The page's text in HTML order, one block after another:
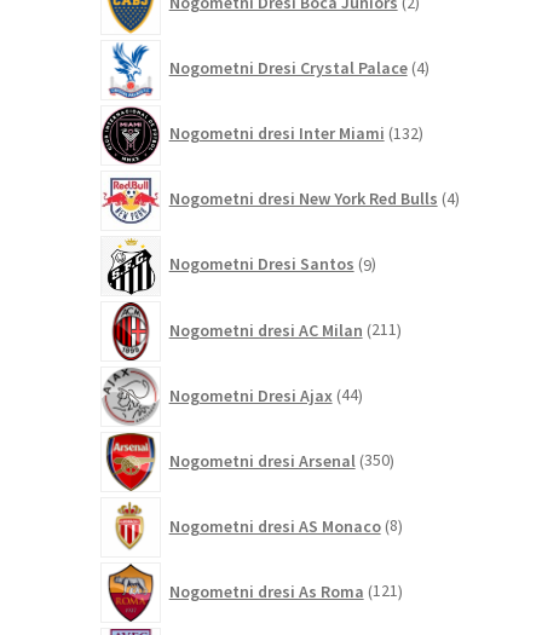
izdelka
Nogometni Dresi Crystal Palace 4izdelki
Nogometni dresi Inter Miami 132izdelkov
Nogometni dresi New York Red Bulls 4izdelki
Nogometni Dresi Santos 9izdelkov
Nogometni dresi AC Milan 211izdelkov
Nogometni Dresi Ajax 44izdelkov
Nogometni dresi Arsenal 350izdelkov
Nogometni dresi AS Monaco 8izdelkov
Nogometni dresi As Roma 121izdelkov